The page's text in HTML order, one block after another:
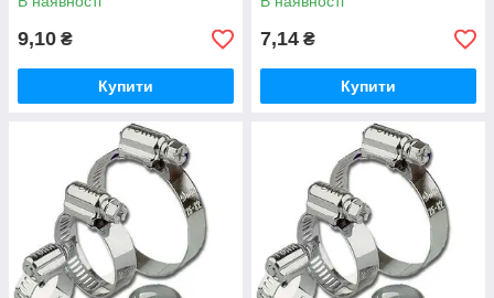
9,10 ₴
Купити
7,14 ₴
Купити